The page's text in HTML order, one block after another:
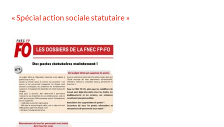
« Spécial action sociale statutaire »